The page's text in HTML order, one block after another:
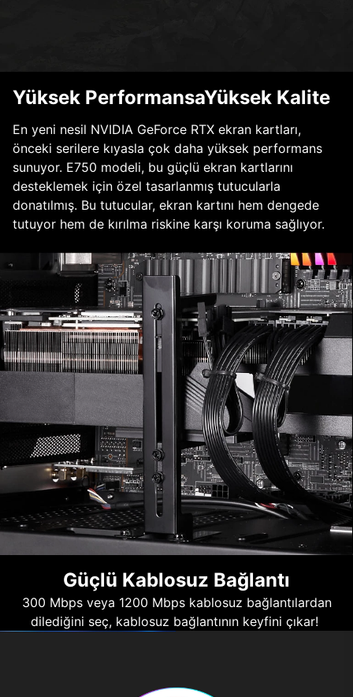
Yüksek PerformansaYüksek Kalite
En yeni nesil NVIDIA GeForce RTX ekran kartları,
önceki serilere kıyasla çok daha yüksek performans
sunuyor. E750 modeli, bu güçlü ekran kartlarını
desteklemek için özel tasarlanmış tutucularla
donatılmış. Bu tutucular, ekran kartını hem dengede
tutuyor hem de kırılma riskine karşı koruma sağlıyor.
Güçlü Kablosuz Bağlantı
300 Mbps veya 1200 Mbps kablosuz bağlantılardan
dilediğini seç, kablosuz bağlantının keyfini çıkar!